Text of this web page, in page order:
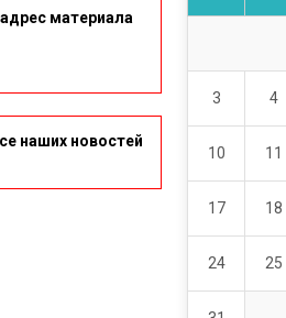
материала
наших новостей
3 4
10 11
17 18
24 25